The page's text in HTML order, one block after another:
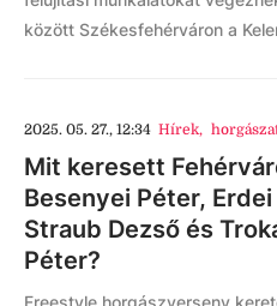
között Székesfehérváron a
2025. 05. 27., 12:34 Hírek,
Mit keresett
Besenyei Péter,
Straub Dezső és
Péter?
Freestyle horgászverseny